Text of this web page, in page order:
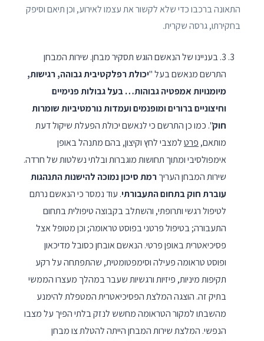
התאונה ברכבו כדי שלא לקשור את עצמו לאירוע, וכן תיאם וסיפק
בחקירתו, גרסה שקרית.
3. בעניינו של הנאשם הוגש תסקיר מבחן. שירות המבחן
התרשם מנאשם בעל "יכולת רפלקטיבית גבוהה, רגישות,
מיומנויות אמפטיה גבוהות… בעל גבולות פנימיים
וחיצוניים ברורים ומופנמים ועמדות נורמטיביות שומרות
חוק". כמו כן התרשם כי לנאשם יכולת הפעלת שיקול דעת
מותאם, פרטלמצבי לחץ וקיצון, בהם מתנהל באופן
אימפולסיבי ומתוך תחושות מוגברות ובלתי נשלטות של חרדה.
שירות המבחן העריךרמת סיכון נמוכה להישנות התנהגות
עוברת חוק בתחום התעבורתי. עוד נמסר כי הנאשם נרתם
לטיפול רגשי ותרופתי, והשתלב בקבוצה טיפולית בתחום
התעבורה; בטיפול פרטני בפוסט טראומה; וכן מטופל אצל
פסיכיאטרית באופן פרטי. הנאשם אובחן כסובל מדיכאון
ופוסט טראומה פעילה וסימפטומטית, שהתפתחה על רקע
תקיפות מיניות, פיזיות ורגשיות שעבר במהלך מעצרו הממשי
בתיק זה. הוצגה המלצת הפסיכיאטרית המטפלת להימנע
מהשבתו למקור הטראומה מחשש לנזק בלתי הפיך על מצבו
הנפשי. המלצת שירות המבחן הייתה להטלת צו מבחן